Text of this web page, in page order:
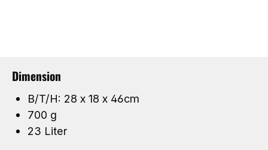
Dimension
B/T/H: 28 x 18 x 46cm
700 g
23 Liter